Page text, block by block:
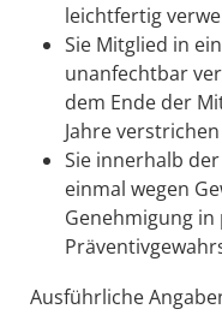
leichtfertig
Sie Mitglied in
unanfechtbar
dem Ende der
Jahre
Sie innerhalb
einmal wegen
Genehmigung
Ausführliche